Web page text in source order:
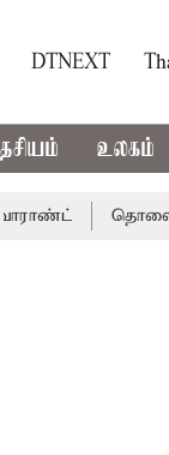
DTNEXT
உலகம்
தொலைநோக்கு